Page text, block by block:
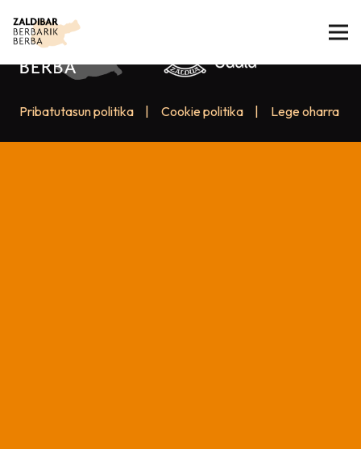
Pribatutasun politika Cookie politika Lege oharra